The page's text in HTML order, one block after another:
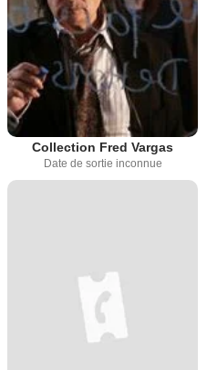
Collection Fred Vargas
Date de sortie inconnue